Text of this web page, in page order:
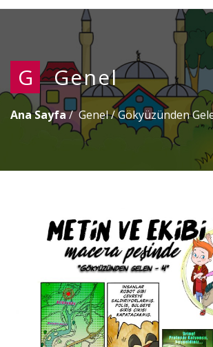
G Genel
Ana Sayfa Genel/Gökyüzünden